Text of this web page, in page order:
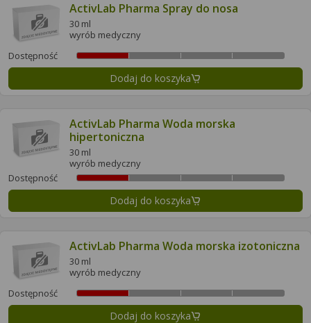
ActivLab Pharma Spray do nosa
30 ml
wyrób medyczny
Dostępność
Dodaj do koszyka
ActivLab Pharma Woda morska
hipertoniczna
30 ml
wyrób medyczny
Dostępność
Dodaj do koszyka
ActivLab Pharma Woda morska izotoniczna
30 ml
wyrób medyczny
Dostępność
Dodaj do koszyka